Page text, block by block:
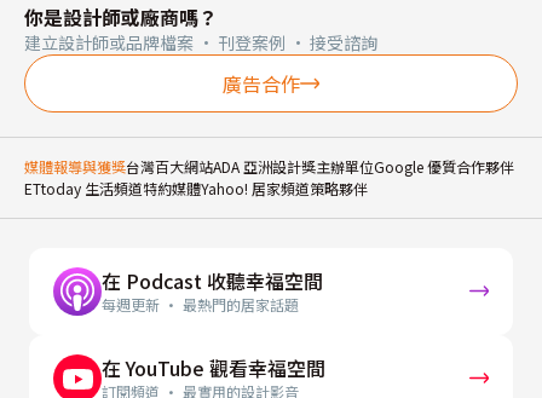
你是設計師或廠商嗎？
建立設計師或品牌檔案 · 刊登案例 · 接受諮詢
廣告合作
媒體報導與獲獎台灣百大網站ADA 亞洲設計獎主辦單位Google 優質合作夥伴
ETtoday 生活頻道特約媒體Yahoo! 居家頻道策略夥伴
在 Podcast 收聽幸福空間
每週更新 · 最熱門的居家話題
在 YouTube 觀看幸福空間
訂閱頻道 · 最實用的設計影音